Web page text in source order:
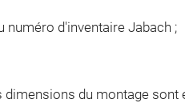
d'inventaire Jabach ;
dimensions du montage sont